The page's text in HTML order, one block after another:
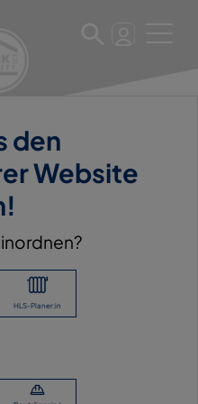
den
Website
HLS-Planer:in
KG